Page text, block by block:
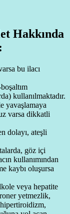
Hakkında
bu ilacı
kullanılmaktadır.
yavaşlamaya
varsa dikkatli
dolayı, ateşli
göz içi
kullanımından
kaybı oluşursa
veya hepatite
yetmezlik,